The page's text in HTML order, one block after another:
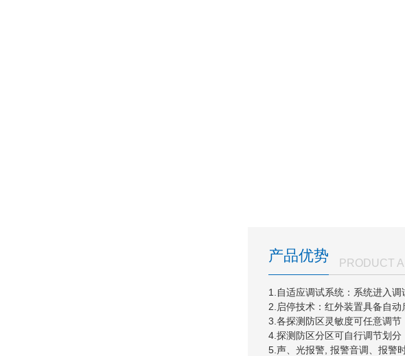
产品优势 PRODUCT
1.自适应调试系统：系统进入调
2.启停技术：红外装置具备自动
3.各探测防区灵敏度可任意调
4.探测防区分区可自行调节划分
5.声、光报警, 报警音调、报警